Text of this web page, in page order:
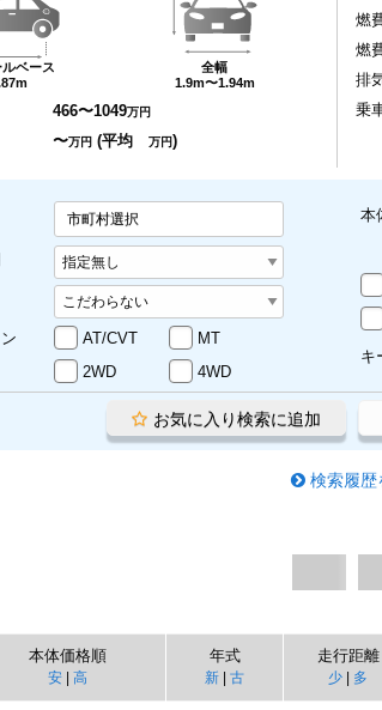
ベース
全幅
1.9m〜1.94m
466〜1049万円
〜万円 (平均万円)
燃
燃
排
乗
市町村選択
AT/CVT
MT
2WD 4WD
本
キ
お気に入り検索に追加
検索履歴
本体価格順
安| 高
年式
新 | 古
走行距離
少 | 多